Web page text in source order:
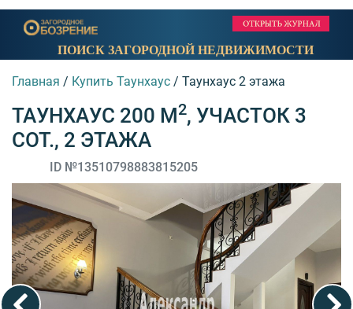
ПОИСК ЗАГОРОДНОЙ НЕДВИЖИМОСТИ
Главная / Купить Таунхаус / Таунхаус 2 этажа
ТАУНХАУС 200 М2, УЧАСТОК 3
СОТ., 2 ЭТАЖА
ID №13510798883815205